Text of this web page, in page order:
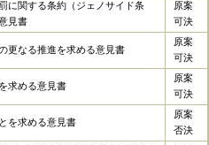
に関する条約（ジェノサイド条
見書
原案
可決
更なる推進を求める意見書
原案
可決
求める意見書
原案
可決
を求める意見書
原案
否決